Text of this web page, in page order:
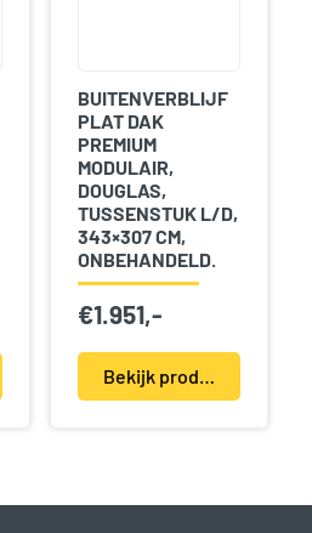
BUITENVERBLIJF
PLAT DAK
PREMIUM
MODULAIR,
DOUGLAS,
TUSSENSTUK L/D,
343×307 CM,
ONBEHANDELD.
€1.951,-
Bekijk product(en)